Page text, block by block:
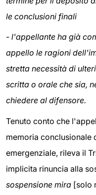
le conclusioni finali
- l'appellante ha già
appello le ragioni
stretta necessità di
scritta o orale che sia,
chiedere al difensore.
Tenuto conto che
memoria conclusionale
emergenziale, rileva il
implicita rinuncia alla
sospensione mira [solo